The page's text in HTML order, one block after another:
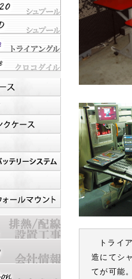
トライ
造にてシ
てが可能